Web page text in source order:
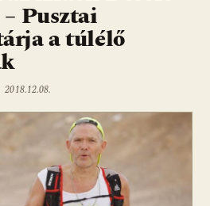
Pusztai
a túlélő
2018.12.08.